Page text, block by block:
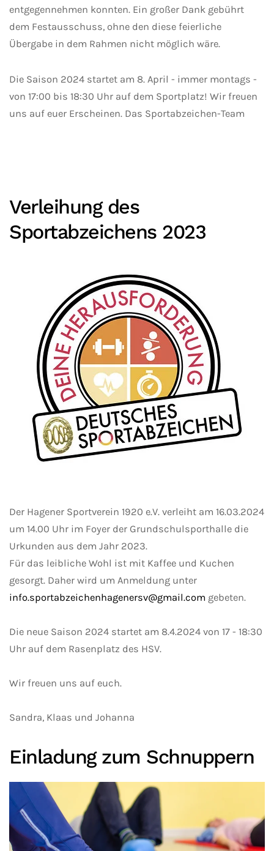
entgegennehmen konnten. Ein großer Dank gebührt
dem Festausschuss, ohne den diese feierliche
Übergabe in dem Rahmen nicht möglich wäre.
Die Saison 2024 startet am 8. April - immer montags -
von 17:00 bis 18:30 Uhr auf dem Sportplatz! Wir freuen
uns auf euer Erscheinen. Das Sportabzeichen-Team
Verleihung des
Sportabzeichens 2023
Der Hagener Sportverein 1920 e.V. verleiht am 16.03.2024
um 14.00 Uhr im Foyer der Grundschulsporthalle die
Urkunden aus dem Jahr 2023.
Für das leibliche Wohl ist mit Kaffee und Kuchen
gesorgt. Daher wird um Anmeldung unter
info.sportabzeichenhagenersv@gmail.com gebeten.
Die neue Saison 2024 startet am 8.4.2024 von 17 - 18:30
Uhr auf dem Rasenplatz des HSV.
Wir freuen uns auf euch.
Sandra, Klaas und Johanna
Einladung zum Schnuppern